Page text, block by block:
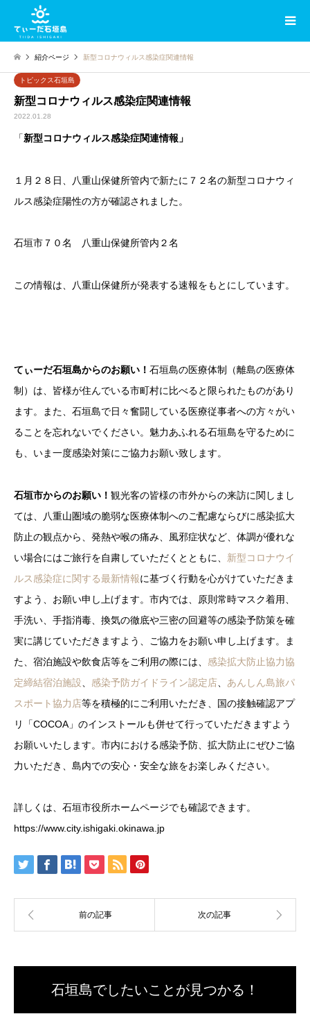
紹介ページ 新型コロナウィルス感染症関連情報
トピックス石垣島
新型コロナウィルス感染症関連情報
2022.01.28
「新型コロナウィルス感染症関連情報」
１月２８日、八重山保健所管内で新たに７２名の新型コロナウィ
ルス感染症陽性の方が確認されました。
石垣市７０名 八重山保健所管内２名
この情報は、八重山保健所が発表する速報をもとにしています。
てぃーだ石垣島からのお願い！ 石垣島の医療体制（離島の医療体
制）は、皆様が住んでいる市町村に比べると限られたものがあり
ます。また、石垣島で日々奮闘している医療従事者への方々がい
ることを忘れないでください。魅力あふれる石垣島を守るために
も、いま一度感染対策にご協力お願い致します。
石垣市からのお願い！ 観光客の皆様の市外からの来訪に関しまし
ては、八重山圏域の脆弱な医療体制へのご配慮ならびに感染拡大
防止の観点から、発熱や喉の痛み、風邪症状など、体調が優れな
い場合にはご旅行を自粛していただくとともに、 新型コロナウイ
ルス感染症に関する最新情報に基づく行動を心がけていただきま
すよう、お願い申し上げます。市内では、原則常時マスク着用、
手洗い、手指消毒、換気の徹底や三密の回避等の感染予防策を確
実に講じていただきますよう、ご協力をお願い申し上げます。ま
た、宿泊施設や飲食店等をご利用の際には、 感染拡大防止協力協
定締結宿泊施設
感染予防ガイドライン認定店
あんしん島旅パ
スポート協力店等を積極的にご利用いただき、国の接触確認アプ
リ「COCOA」のインストールも併せて行っていただきますよう
お願いいたします。市内における感染予防、拡大防止にぜひご協
力いただき、島内での安心・安全な旅をお楽しみください。
詳しくは、石垣市役所ホームページでも確認できます。
https://www.city.ishigaki.okinawa.jp
石垣島でしたいことが見つかる！